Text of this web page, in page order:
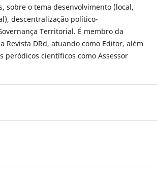
sobre o tema desenvolvimento (local,
descentralização político-
Territorial. É membro da
Revista DRd, atuando como Editor, além
peródicos científicos como Assessor